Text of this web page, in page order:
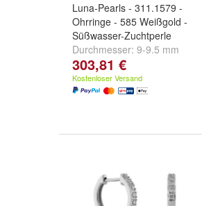
Luna-Pearls - 311.1579 -
Ohrringe - 585 Weißgold -
Süßwasser-Zuchtperle
Durchmesser: 9-9.5 mm
303,81 €
Kostenloser Versand